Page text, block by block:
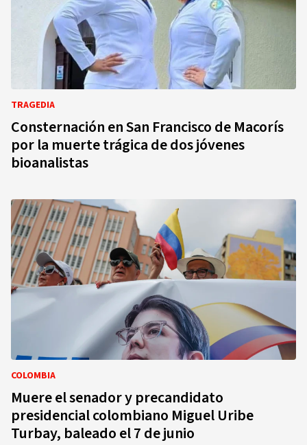
TRAGEDIA
Consternación en San Francisco de Macorís
por la muerte trágica de dos jóvenes
bioanalistas
COLOMBIA
Muere el senador y precandidato
presidencial colombiano Miguel Uribe
Turbay, baleado el 7 de junio